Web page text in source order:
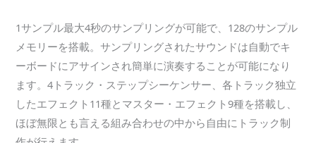
1サンプル最大4秒のサンプリングが可能で、128のサンプル
メモリーを搭載。サンプリングされたサウンドは自動でキ
ーボードにアサインされ簡単に演奏することが可能になり
ます。4トラック・ステップシーケンサー、各トラック独立
したエフェクト11種とマスター・エフェクト9種を搭載し、
ほぼ無限とも言える組み合わせの中から自由にトラック制